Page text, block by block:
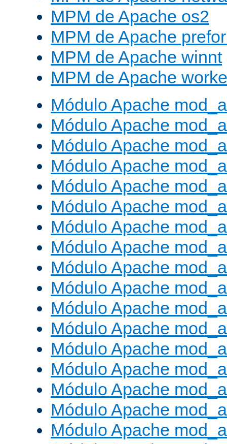
MPM de Apache os2
MPM de Apache
MPM de Apache winnt
MPM de Apache
Módulo Apache
Módulo Apache
Módulo Apache
Módulo Apache
Módulo Apache
Módulo Apache
Módulo Apache
Módulo Apache
Módulo Apache
Módulo Apache
Módulo Apache
Módulo Apache
Módulo Apache
Módulo Apache
Módulo Apache
Módulo Apache
Módulo Apache